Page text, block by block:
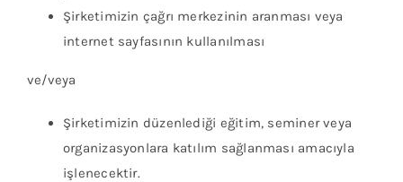
Şirketimizin çağrı merkezinin aranması veya
internet sayfasının kullanılması
ve/veya
Şirketimizin düzenlediği eğitim, seminer veya
organizasyonlara katılım sağlanması amacıyla
işlenecektir.